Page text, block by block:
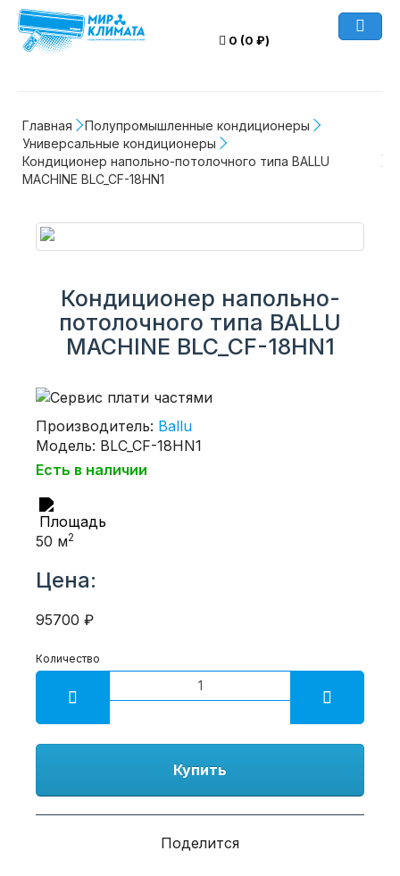
0 (0 ₽)
Главная
Полупромышленные кондиционеры
Универсальные кондиционеры
Кондиционер напольно-потолочного типа BALLU
MACHINE BLC_CF-18HN1
Кондиционер напольно-
потолочного типа BALLU
MACHINE BLC_CF-18HN1
Производитель: Ballu
Модель: BLC_CF-18HN1
Есть в наличии
50 м2
Цена:
95700 ₽
Количество
Купить
Поделится